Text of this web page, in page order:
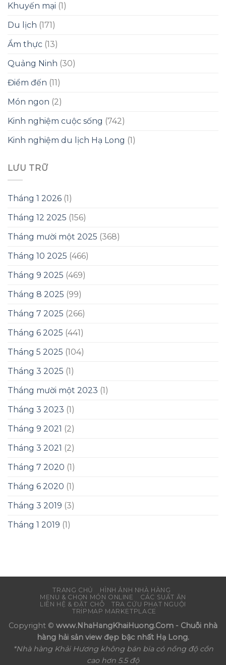
Khuyến mại (1)
Du lịch (171)
Ẩm thực (13)
Quảng Ninh (30)
Điểm đến (11)
Món ngon (2)
Kinh nghiệm cuộc sống (742)
Kinh nghiệm du lịch Hạ Long (1)
LƯU TRỮ
Tháng 1 2026 (1)
Tháng 12 2025 (156)
Tháng mười một 2025 (368)
Tháng 10 2025 (466)
Tháng 9 2025 (469)
Tháng 8 2025 (99)
Tháng 7 2025 (266)
Tháng 6 2025 (441)
Tháng 5 2025 (104)
Tháng 3 2025 (1)
Tháng mười một 2023 (1)
Tháng 3 2023 (1)
Tháng 9 2021 (2)
Tháng 3 2021 (2)
Tháng 7 2020 (1)
Tháng 6 2020 (1)
Tháng 3 2019 (3)
Tháng 1 2019 (1)
TRANG CHỦ
HÌNH ẢNH NHÀ HÀNG
MENU & CHỌN MÓN ONLINE
CÁC SUẤT ĂN
LIÊN HỆ & ĐẶT CHỖ
TRA CỨU PHẠT NGUỘI
TRIPMAP MARKETPLACE
Copyright © www.NhaHangKhaiHuong.Com - Chuỗi nhà
hàng hải sản view đẹp bậc nhất Hạ Long.
*Nhà hàng Khải Hương không bán bia có nồng độ cồn
cao hơn 5.5 độ